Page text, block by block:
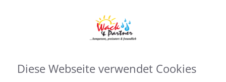
Diese Webseite verwendet Cookies